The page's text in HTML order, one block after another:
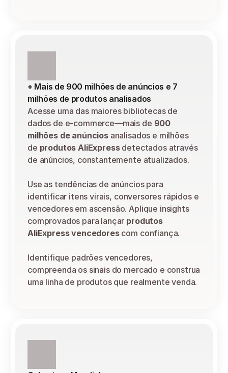
+ Mais de 900 milhões de anúncios e 7
milhões de produtos analisados
Acesse uma das maiores bibliotecas de
dados de e-commerce—mais de 900
milhões de anúncios analisados e milhões
de produtos AliExpress detectados através
de anúncios, constantemente atualizados.
Use as tendências de anúncios para
identificar itens virais, conversores rápidos e
vencedores em ascensão. Aplique insights
comprovados para lançar produtos
AliExpress vencedores com confiança.
Identifique padrões vencedores,
compreenda os sinais do mercado e construa
uma linha de produtos que realmente venda.